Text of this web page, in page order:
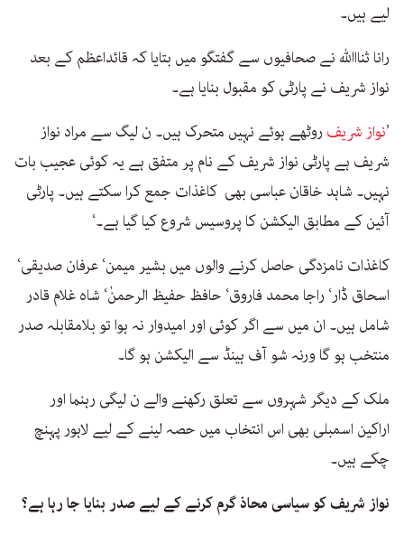
لیے ہیں۔
رانا ثنااﷲ نے صحافیوں سے گفتگو میں بتایا کہ قائداعظم کے بعد
نواز شریف نے پارٹی کو مقبول بنایا ہے۔
’نواز شریف روٹھے ہوئے نہیں متحرک ہیں۔ ن لیگ سے مراد نواز
شریف ہے پارٹی نواز شریف کے نام پر متفق ہے یہ کوئی عجیب بات
نہیں۔ شاہد خاقان عباسی بھی کاغذات جمع کرا سکتے ہیں۔ پارٹی
آئین کے مطابق الیکشن کا پروسیس شروع کیا گیا ہے۔‘
کاغذات نامزدگی حاصل کرنے والوں میں بشیر میمن‘ عرفان صدیقی‘
اسحاق ڈار‘ راجا محمد فاروق‘ حافظ حفیظ الرحمنٰ‘ شاہ غلام قادر
شامل ہیں۔ ان میں سے اگر کوئی اور امیدوار نہ ہوا تو بلامقابلہ صدر
منتخب ہو گا ورنہ شو آف ہینڈ سے الیکشن ہو گا۔
ملک کے دیگر شہروں سے تعلق رکھنے والے ن لیگی رہنما اور
اراکین اسمبلی بھی اس انتخاب میں حصہ لینے کے لیے لاہور پہنچ
چکے ہیں۔
نواز شریف کو سیاسی محاذ گرم کرنے کے لیے صدر بنایا جا رہا ہے؟